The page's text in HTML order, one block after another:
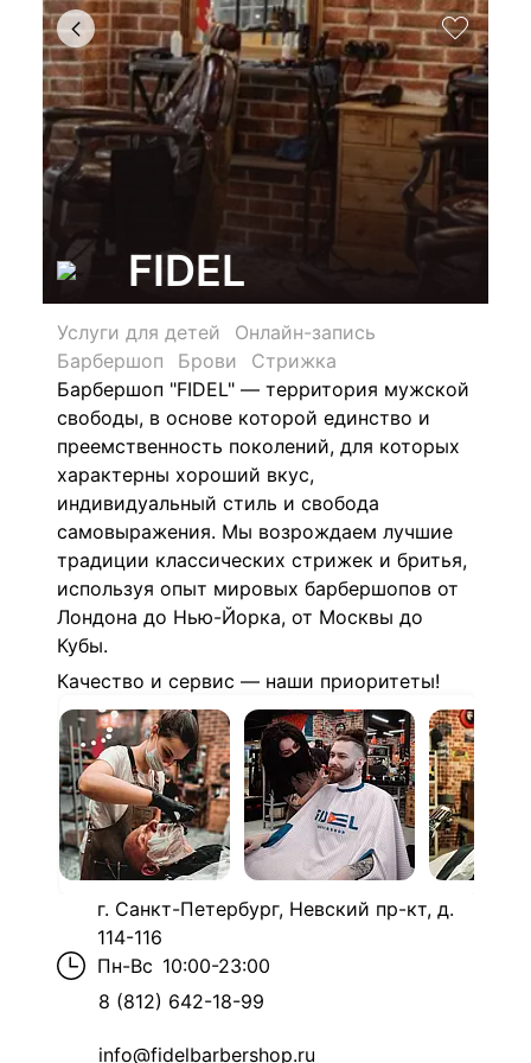
FIDEL
Услуги для детей
Онлайн-запись
Барбершоп
Брови
Стрижка
Барбершоп "FIDEL" — территория мужской
свободы, в основе которой единство и
преемственность поколений, для которых
характерны хороший вкус,
индивидуальный стиль и свобода
самовыражения. Мы возрождаем лучшие
традиции классических стрижек и бритья,
используя опыт мировых барбершопов от
Лондона до Нью-Йорка, от Москвы до
Кубы.
Качество и сервис — наши приоритеты!
г. Санкт-Петербург, Невский пр-кт, д.
114-116
Пн-Вс 10:00-23:00
8 (812) 642-18-99
info@fidelbarbershop.ru